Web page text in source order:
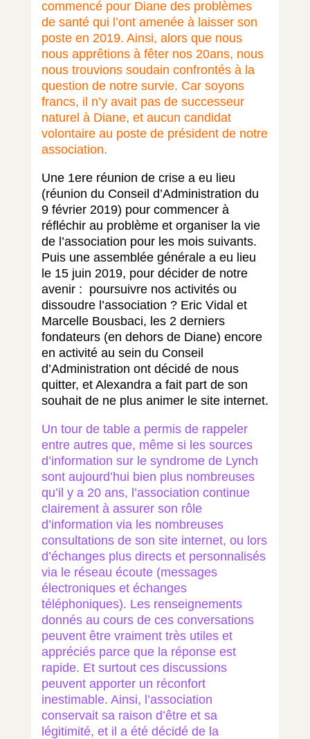
commencé pour Diane des problèmes
de santé qui l’ont amenée à laisser son
poste en 2019. Ainsi, alors que nous
nous apprêtions à fêter nos 20ans, nous
nous trouvions soudain confrontés à la
question de notre survie. Car soyons
francs, il n’y avait pas de successeur
naturel à Diane, et aucun candidat
volontaire au poste de président de notre
association.
Une 1ere réunion de crise a eu lieu
(réunion du Conseil d’Administration du
9 février 2019) pour commencer à
réfléchir au problème et organiser la vie
de l’association pour les mois suivants.
Puis une assemblée générale a eu lieu
le 15 juin 2019, pour décider de notre
avenir : poursuivre nos activités ou
dissoudre l’association ? Eric Vidal et
Marcelle Bousbaci, les 2 derniers
fondateurs (en dehors de Diane) encore
en activité au sein du Conseil
d’Administration ont décidé de nous
quitter, et Alexandra a fait part de son
souhait de ne plus animer le site internet.
Un tour de table a permis de rappeler
entre autres que, même si les sources
d’information sur le syndrome de Lynch
sont aujourd’hui bien plus nombreuses
qu’il y a 20 ans, l’association continue
clairement à assurer son rôle
d’information via les nombreuses
consultations de son site internet, ou lors
d’échanges plus directs et personnalisés
via le réseau écoute (messages
électroniques et échanges
téléphoniques). Les renseignements
donnés au cours de ces conversations
peuvent être vraiment très utiles et
appréciés parce que la réponse est
rapide. Et surtout ces discussions
peuvent apporter un réconfort
inestimable. Ainsi, l’association
conservait sa raison d’être et sa
légitimité, et il a été décidé de la